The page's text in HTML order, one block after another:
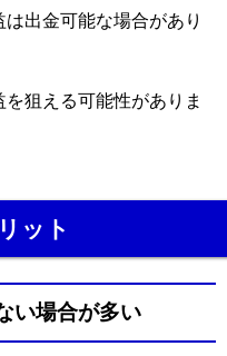
出金可能な場合があり
狙える可能性がありま
ット
い場合が多い